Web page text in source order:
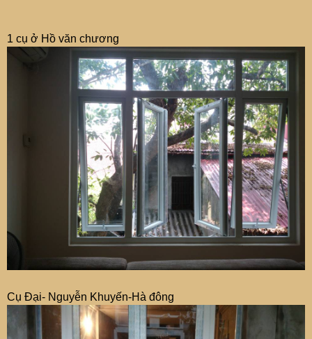
1 cụ ở Hồ văn chương
Cụ Đại- Nguyễn Khuyến-Hà đông